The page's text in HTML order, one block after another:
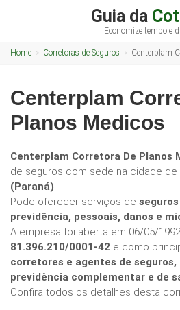
Guia da
Economize tempo e
Home Corretoras de Seguros Centerplam
Centerplam
Planos Medicos
Centerplam Corretora De Planos
de seguros com sede na cidade de
(Paraná).
Pode oferecer serviços de
previdência, pessoais, danos e
A empresa foi aberta em 06/05/
81.396.210/0001-42 e como
corretores e agentes de seguros,
previdência complementar e de
Confira todos os detalhes desta